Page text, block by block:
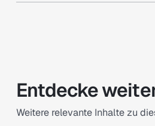
Entdecke
Weitere relevante Inhalte zu